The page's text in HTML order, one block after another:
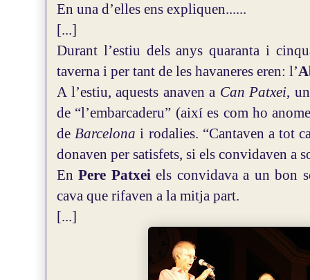
En una d’elles ens expliquen......
[...]
Durant l’estiu dels anys quaranta i
taverna i per tant de les havaneres eren: l’
A l’estiu, aquests anaven a Can Patxei,
de “l’embarcaderu” (així es com ho
deBarcelonai rodalies. “Cantaven a tot
donaven per satisfets, si els convidaven a
EnPere Patxei els convidava a un bon
cava que rifaven a la mitja part.
[...]